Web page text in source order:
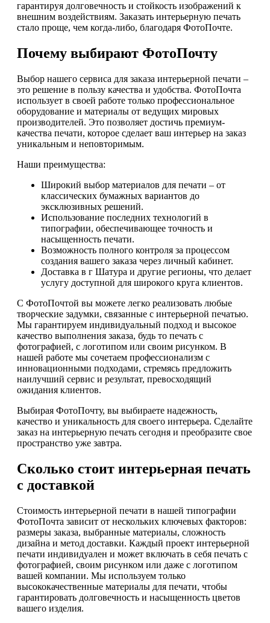
гарантируя долговечность и стойкость изображений к
внешним воздействиям. Заказать интерьерную печать
стало проще, чем когда-либо, благодаря ФотоПочте.
Почему выбирают ФотоПочту
Выбор нашего сервиса для заказа интерьерной печати –
это решение в пользу качества и удобства. ФотоПочта
использует в своей работе только профессиональное
оборудование и материалы от ведущих мировых
производителей. Это позволяет достичь премиум-
качества печати, которое сделает ваш интерьер на заказ
уникальным и неповторимым.
Наши преимущества:
Широкий выбор материалов для печати – от
классических бумажных вариантов до
эксклюзивных решений.
Использование последних технологий в
типографии, обеспечивающее точность и
насыщенность печати.
Возможность полного контроля за процессом
создания вашего заказа через личный кабинет.
Доставка в г Шатура и другие регионы, что делает
услугу доступной для широкого круга клиентов.
С ФотоПочтой вы можете легко реализовать любые
творческие задумки, связанные с интерьерной печатью.
Мы гарантируем индивидуальный подход и высокое
качество выполнения заказа, будь то печать с
фотографией, с логотипом или своим рисунком. В
нашей работе мы сочетаем профессионализм с
инновационными подходами, стремясь предложить
наилучший сервис и результат, превосходящий
ожидания клиентов.
Выбирая ФотоПочту, вы выбираете надежность,
качество и уникальность для своего интерьера. Сделайте
заказ на интерьерную печать сегодня и преобразите свое
пространство уже завтра.
Сколько стоит интерьерная печать
с доставкой
Стоимость интерьерной печати в нашей типографии
ФотоПочта зависит от нескольких ключевых факторов:
размеры заказа, выбранные материалы, сложность
дизайна и метод доставки. Каждый проект интерьерной
печати индивидуален и может включать в себя печать с
фотографией, своим рисунком или даже с логотипом
вашей компании. Мы используем только
высококачественные материалы для печати, чтобы
гарантировать долговечность и насыщенность цветов
вашего изделия.